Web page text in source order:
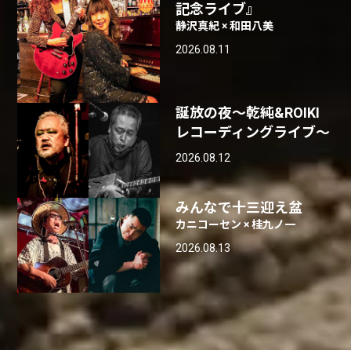
記念ライブ』
静沢真紀 × 和田八美
2026.08.11
誕放の夜〜乾純&ROIKI
レコーディングライブ〜
2026.08.12
みんなで十三迎え盆
カニコーセン × 桂九ノ一
2026.08.13